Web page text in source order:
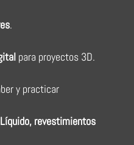
.
para proyectos 3D.
y practicar
revestimientos